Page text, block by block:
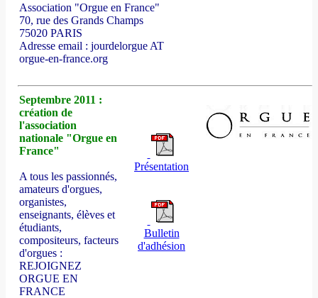
Association "Orgue en France"
70, rue des Grands Champs
75020 PARIS
Adresse email : jourdelorgue AT
orgue-en-france.org
Septembre 2011 :
création de
l'association
nationale "Orgue en
France"
A tous les passionnés,
amateurs d'orgues,
organistes,
enseignants, élèves et
étudiants,
compositeurs, facteurs
d'orgues :
REJOIGNEZ
ORGUE EN
FRANCE
Présentation
Bulletin
d'adhésion